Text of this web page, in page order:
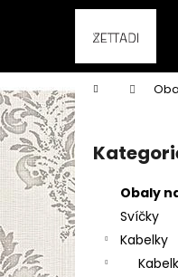
Domů
P
o
s
t
r
a
Přeskočit
kategorie
Obaly
Svíčky
Kabelky
í
k
Zpět
do
obchodu
Zpět
do
obchodu